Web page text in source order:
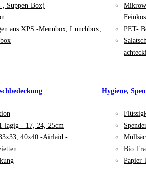
, Suppen-Box)
aus XPS -Menübox, Lunchbox,
PET-
lagig - 17, 24, 25cm
40x40 -Airlaid -
Hygiene,
Bio
Papier